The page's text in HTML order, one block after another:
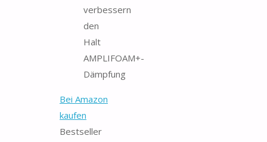
verbessern
den
Halt
AMPLIFOAM+-
Dämpfung
Bei Amazon
kaufen
Bestseller